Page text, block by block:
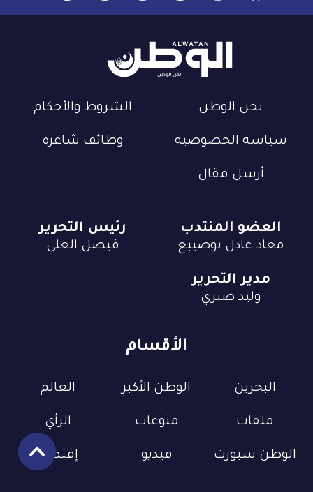
نحن الوطن الشروط والأحكام
سياسة الخصوصية وظائف شاغرة
أرسل مقال
الأقسام
البحرين الوطن الأكبر العالم
ملفات منوعات الرأي
الوطن سبورت فيديو إقتصاد
العضو المنتدب
معاذ عادل بوصيبع
رئيس التحرير
فيصل العلي
مدير التحرير
وليد صبري